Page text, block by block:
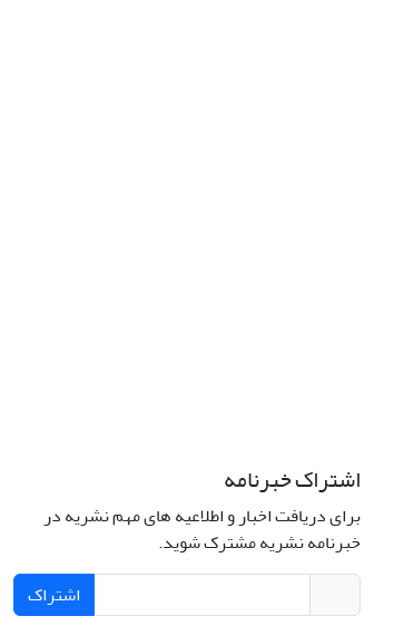
اشتراک خبرنامه
برای دریافت اخبار و اطلاعیه های مهم نشریه در
خبرنامه نشریه مشترک شوید.
اشتراک